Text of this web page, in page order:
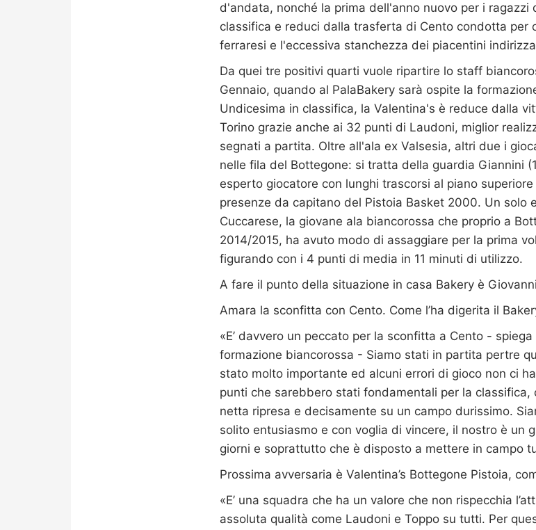
d'andata, nonché la prima dell'anno nuovo per i ragazzi
classifica e reduci dalla trasferta di Cento condotta per
ferraresi e l'eccessiva stanchezza dei piacentini
Da quei tre positivi quarti vuole ripartire lo staff
Gennaio, quando al PalaBakery sarà ospite la
Undicesima in classifica, la Valentina's è reduce dalla
Torino grazie anche ai 32 punti di Laudoni, miglior
segnati a partita. Oltre all'ala ex Valsesia, altri due i
nelle fila del Bottegone: si tratta della guardia Giannini
esperto giocatore con lunghi trascorsi al piano
presenze da capitano del Pistoia Basket 2000. Un solo
Cuccarese, la giovane ala biancorossa che proprio a
2014/2015, ha avuto modo di assaggiare per la prima
figurando con i 4 punti di media in 11 minuti di utilizzo.
A fare il punto della situazione in casa Bakery è
Amara la sconfitta con Cento. Come l’ha digerita il
«E’ davvero un peccato per la sconfitta a Cento -
formazione biancorossa - Siamo stati in partita pertre
stato molto importante ed alcuni errori di gioco non ci
punti che sarebbero stati fondamentali per la classifica,
netta ripresa e decisamente su un campo durissimo.
solito entusiasmo e con voglia di vincere, il nostro è un
giorni e soprattutto che è disposto a mettere in campo
Prossima avversaria è Valentina’s Bottegone Pistoia,
«E’ una squadra che ha un valore che non rispecchia
assoluta qualità come Laudoni e Toppo su tutti. Per